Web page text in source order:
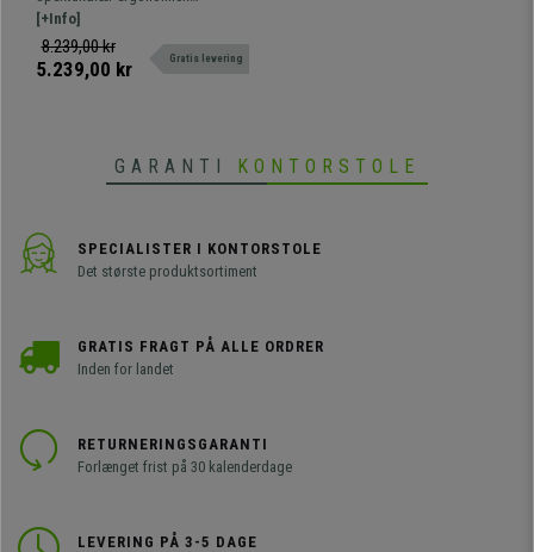
Fantastisk Kvalitet og
Design
direktørstol med vippemekanisme.
Fremragende design og detaljer,
luksus og komfort til den bedste
[+Info]
8.239,00 kr
5.239,00 kr Gratis levering
GARANTI KONTORSTOLE
SPECIALISTER I KONTORSTOLE
Det største produktsortiment
GRATIS FRAGT PÅ ALLE ORDRER
Inden for landet
RETURNERINGSGARANTI
Forlænget frist på 30 kalenderdage
LEVERING PÅ 3-5 DAGE